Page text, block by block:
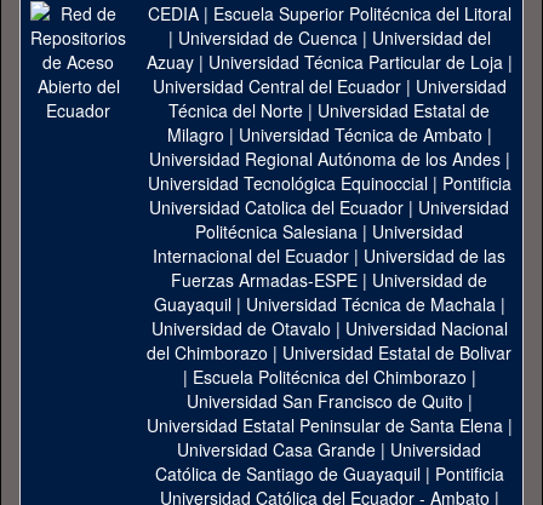
CEDIA| Escuela Superior Politécnica del Litoral
| Universidad de Cuenca| Universidad del
Azuay| Universidad Técnica Particular de Loja|
Universidad Central del Ecuador| Universidad
Técnica del Norte | Universidad Estatal de
Milagro | Universidad Técnica de Ambato |
Universidad Regional Autónoma de los Andes|
Universidad Tecnológica Equinoccial| Pontificia
Universidad Catolica del Ecuador | Universidad
Politécnica Salesiana | Universidad
Internacional del Ecuador | Universidad de las
Fuerzas Armadas-ESPE | Universidad de
Guayaquil| Universidad Técnica de Machala|
Universidad de Otavalo | Universidad Nacional
del Chimborazo | Universidad Estatal de Bolivar
| Escuela Politécnica del Chimborazo |
Universidad San Francisco de Quito |
Universidad Estatal Peninsular de Santa Elena|
Universidad Casa Grande | Universidad
Católica de Santiago de Guayaquil| Pontificia
Universidad Católica del Ecuador - Ambato |